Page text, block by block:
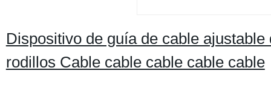
Dispositivo de guía de cable
rodillos Cable cable cable cable cable